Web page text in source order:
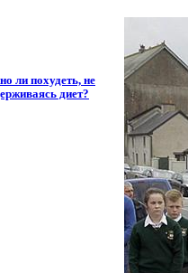
ли похудеть, не
диет?